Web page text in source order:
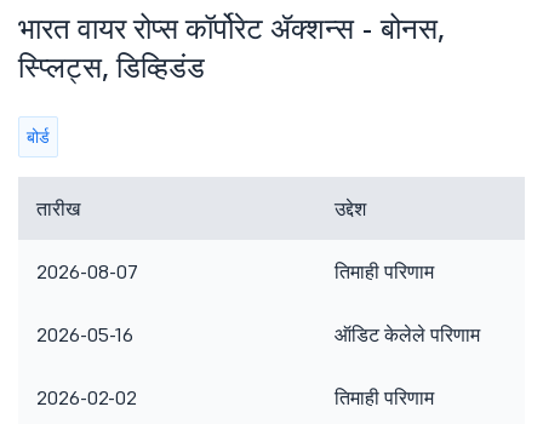
भारत वायर रोप्स कॉर्पोरेट ॲक्शन्स - बोनस,
स्प्लिट्स, डिव्हिडंड
बोर्ड
तारीख उद्देश
2026-08-07 तिमाही परिणाम
2026-05-16 ऑडिट केलेले परिणाम
2026-02-02 तिमाही परिणाम